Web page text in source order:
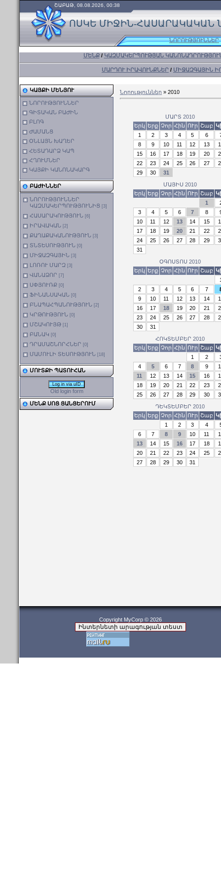
ՇԱԲԱԹ, 08.08.2026, 00:38
ՈՍԿԵ ՄԻՋԻՆ-ՀԱՍԱՐԱԿԱԿԱՆ
ՆՈՐՈՒԹՅՈՒՆՆԵՐ
ՄԵՆՔ/ ԿԱԶՄԱԿԵՐՊՈՒԹՅԱՆ
ՄԱՐԴՈՒ ԻՐԱՎՈՒՆՔՆԵՐ / ՄԻՋԱԶԳԱՅԻՆ
ԿԱՅՔԻ ՄԵՆՅՈՒ
ՆՈՐՈՒԹՅՈՒՆՆԵՐ
ԳԻՏԱԿԱՆ ԲԱԺԻՆ
ԲԼՈԳ
ԺԱՄԱՆՑ
ՕՆԼԱՅՆ ԽԱՂԵՐ
ՀԵՏԱԴԱՐՁ ԿԱՊ
ՀՂՈՒՄՆԵՐ
ԿԱՅՔԻ ԿԱՆՈՆԱԿԱՐԳ
ԲԱԺԻՆՆԵՐ
ՆՈՐՈՒԹՅՈՒՆՆԵՐ
ԿԱԶՄԱԿԵՐՊՈՒԹՅՈՒՆԻՑ [3]
ՀԱՍԱՐԱԿՈՒԹՅՈՒՆ [6]
ԻՐԱՎԱԿԱՆ [2]
ՔԱՂԱՔԱԿԱՆՈՒԹՅՈՒՆ [3]
ՏՆՏԵՍՈՒԹՅՈՒՆ [0]
ՄԻՋԱԶԳԱՅԻՆ [3]
ԼՈՌՈՒ ՄԱՐԶ [3]
ՎԱՆԱՁՈՐ [7]
ՍՓՅՈՒՌՔ [0]
ՖԻՆԱՆՍԱԿԱՆ [0]
ԲՆԱՊԱՀՊԱՆՈՒԹՅՈՒՆ [2]
ԿՐԹՈՒԹՅՈՒՆ [0]
ՄՇԱԿՈՒՅԹ [1]
ԲԱՆԱԿ [0]
ԴՐԱՄԱՇՆՈՐՀՆԵՐ [0]
ՄԱՄՈՒԼԻ ՏԵՍՈՒԹՅՈՒՆ [18]
ՄՈՒՏՔԻ ՊԱՏՈՒՀԱՆ
Log in via uID
Old login form
ՄԵՆՔ ՍՈՑ ՑԱՆՑԵՐՈՒՄ
Նորություններ»2010
ՄԱՐՏ 2010
Երկ Երք Չոր Հին ՈՒր Շաբ
1
2 3 4 5 6
8
9 10 11 12 13
15
16 17 18 19 20
22
23 24 25 26 27
29
30
31
ՄԱՅԻՍ 2010
Երկ Երք Չոր Հին ՈՒր Շաբ
1
3
4 5 6 7 8
10
11 12 13 14 15
17
18 19 20 21 22
24
25 26 27 28 29
31
ՕԳՈՍՏՈՍ 2010
Երկ Երք Չոր Հին ՈՒր Շաբ
2
3 4 5 6 7
9
10 11 12 13 14
16
17 18 19 20 21
23
24 25 26 27 28
30
31
ՀՈԿՏԵՄԲԵՐ 2010
Երկ Երք Չոր Հին ՈՒր Շաբ
1
2
4
5 6 7 8 9
11
12 13 14 15 16
18
19 20 21 22 23
25
26 27 28 29 30
ԴԵԿՏԵՄԲԵՐ 2010
Երկ Երք Չոր Հին ՈՒր Շաբ
1
2 3 4
6
7 8 9 10 11
13
14 15 16 17 18
20
21 22 23 24 25
27
28 29 30 31
Copyright MyCorp © 2026